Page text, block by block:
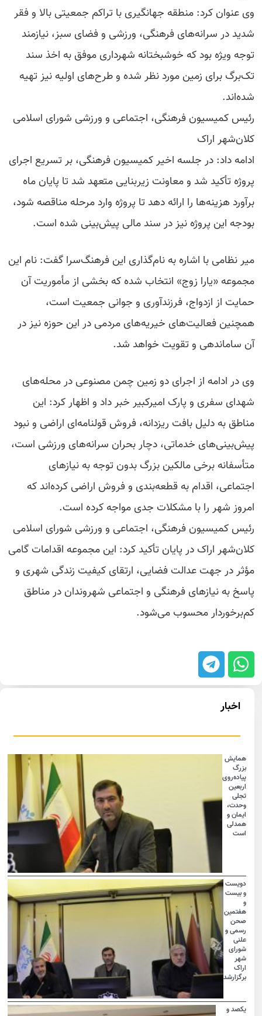
وی عنوان کرد: منطقه جهانگیری با تراکم جمعیتی بالا و فقر
شدید در سرانه‌های فرهنگی، ورزشی و فضای سبز، نیازمند
توجه ویژه بود که خوشبختانه شهرداری موفق به اخذ سند
تک‌برگ برای زمین مورد نظر شده و طرح‌های اولیه نیز تهیه
شده‌اند.
رئیس کمیسیون فرهنگی، اجتماعی و ورزشی شورای اسلامی
کلان‌شهر اراک
ادامه داد: در جلسه اخیر کمیسیون فرهنگی، بر تسریع اجرای
پروژه تأکید شد و معاونت زیربنایی متعهد شد تا پایان ماه
برآورد هزینه‌ها را ارائه دهد تا پروژه وارد مرحله مناقصه شود،
بودجه این پروژه نیز در سند مالی پیش‌بینی شده است.
میر نظامی با اشاره به نام‌گذاری این فرهنگ‌سرا گفت: نام این
مجموعه «یارا زوج» انتخاب شده که بخشی از مأموریت آن
حمایت از ازدواج، فرزندآوری و جوانی جمعیت است،
همچنین فعالیت‌های خیریه‌های مردمی در این حوزه نیز در
آن ساماندهی و تقویت خواهد شد.
وی در ادامه از اجرای دو زمین چمن مصنوعی در محله‌های
شهدای سفری و پارک امیرکبیر خبر داد و اظهار کرد: این
مناطق به دلیل بافت ریزدانه، فروش قولنامه‌ای اراضی و نبود
پیش‌بینی‌های خدماتی، دچار بحران سرانه‌های ورزشی است،
متأسفانه برخی مالکین بزرگ بدون توجه به نیازهای
اجتماعی، اقدام به قطعه‌بندی و فروش اراضی کرده‌اند که
امروز شهر را با مشکلات جدی مواجه کرده است.
رئیس کمیسیون فرهنگی، اجتماعی و ورزشی شورای اسلامی
کلان‌شهر اراک در پایان تأکید کرد: این مجموعه اقدامات گامی
مؤثر در جهت عدالت فضایی، ارتقای کیفیت زندگی شهری و
پاسخ به نیازهای فرهنگی و اجتماعی شهروندان در مناطق
کم‌برخوردار محسوب می‌شود.
اخبار
همایش
بزرگ
پیاده‌روی
اربعین
تجلی
وحدت،
ایمان و
همدلی
است
دویست
و بیست
هفتمین
صحن
رسمی و
علنی
شورای
شهر
اراک
برگزارشد
یکصد و